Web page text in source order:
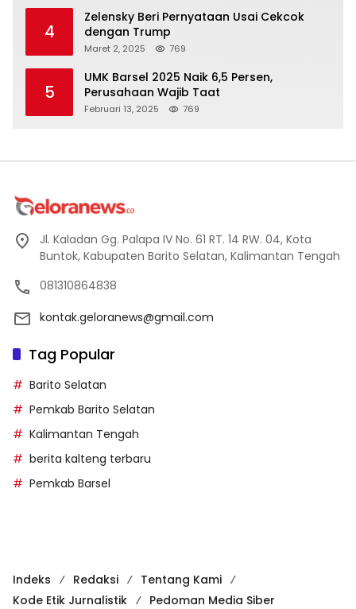
4
Zelensky Beri Pernyataan Usai Cekcok
dengan Trump
Maret 2, 2025 769
5
UMK Barsel 2025 Naik 6,5 Persen,
Perusahaan Wajib Taat
Februari 13, 2025 769
Jl. Kaladan Gg. Palapa IV No. 61 RT. 14 RW. 04, Kota
Buntok, Kabupaten Barito Selatan, Kalimantan Tengah
081310864838
kontak.geloranews@gmail.com
Tag Popular
Barito Selatan
Pemkab Barito Selatan
Kalimantan Tengah
berita kalteng terbaru
Pemkab Barsel
Indeks Redaksi
Tentang Kami
Kode Etik Jurnalistik
Pedoman Media Siber